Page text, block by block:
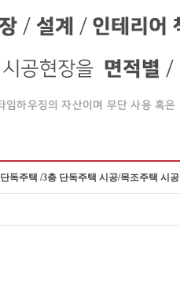
독주택 /3층 단독주택 시공/목조주택 시공